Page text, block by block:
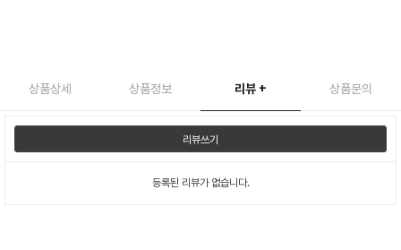
상품상세 상품정보 리뷰 + 상품문의
리뷰쓰기
등록된 리뷰가 없습니다.